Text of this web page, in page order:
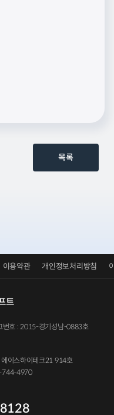
목록
이용약관 개인정보처리방침
트
번호 : 2015-경기성남-0883호
이스하이테크21 914호
744-4970